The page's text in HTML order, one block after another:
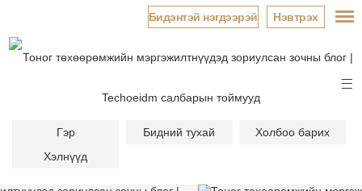
Нэвтрэх
Бидэнтэй нэгдээрэй
Гэр Бидний тухай
Холбоо барих
Хэлнүүд